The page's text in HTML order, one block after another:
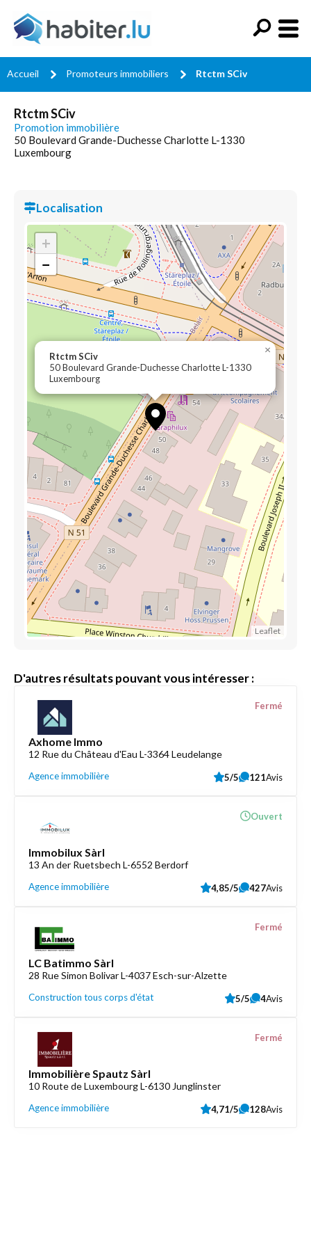
Accueil Promoteurs immobiliers Rtctm SCiv
Rtctm SCiv
Promotion immobilière
50 Boulevard Grande-Duchesse Charlotte L-1330
Luxembourg
Localisation
Rtctm SCiv
50 Boulevard Grande-Duchesse Charlotte L-1330
Luxembourg
×
+
−
Leaflet
D'autres résultats pouvant vous intéresser :
Axhome Immo
12 Rue du Château d'Eau L-3364 Leudelange
Agence immobilière
Fermé
5/5 121Avis
Immobilux Sàrl
13 An der Ruetsbech L-6552 Berdorf
Agence immobilière
Ouvert
4,85/5 427Avis
LC Batimmo Sàrl
28 Rue Simon Bolivar L-4037 Esch-sur-Alzette
Construction tous corps d'état
Fermé
5/5 4Avis
Immobilière Spautz Sàrl
10 Route de Luxembourg L-6130 Junglinster
Agence immobilière
Fermé
4,71/5 128Avis